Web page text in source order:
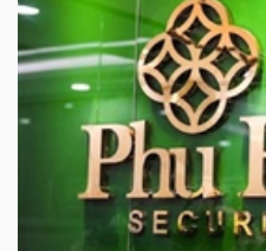
DÙNG